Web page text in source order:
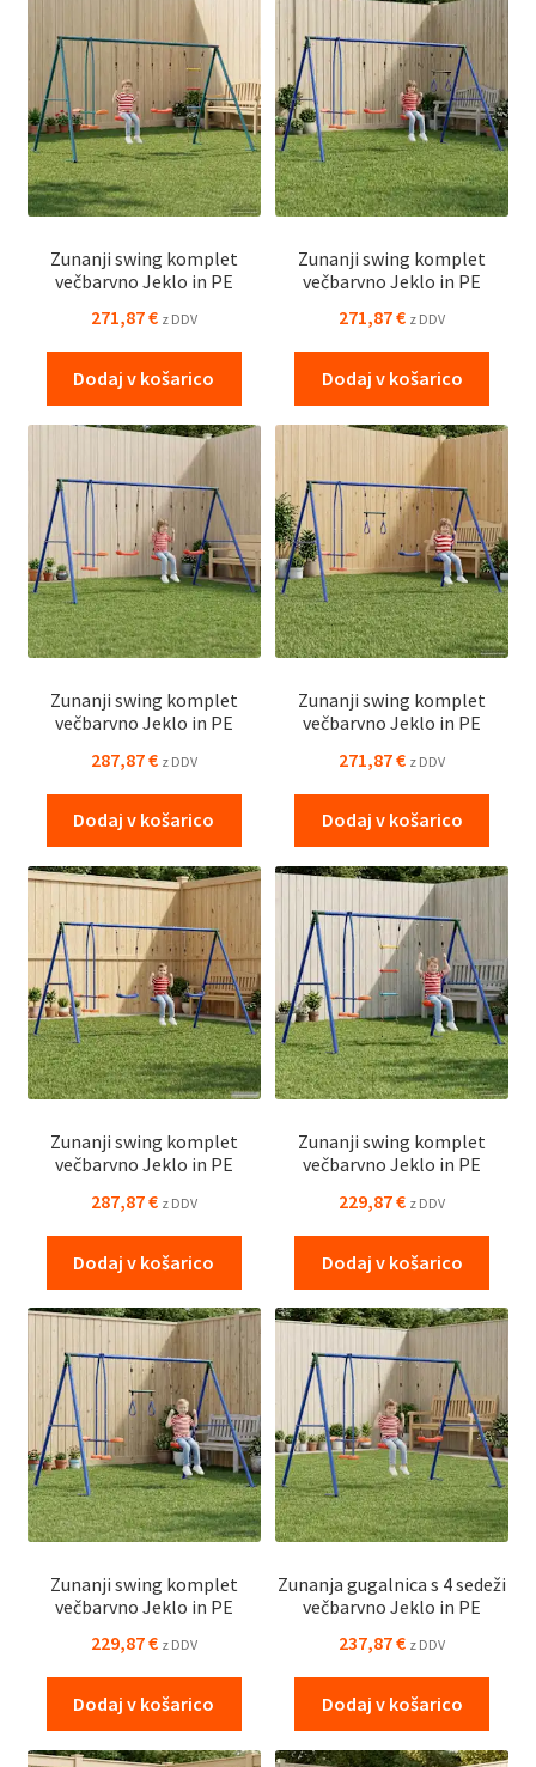
Zunanji swing komplet
večbarvno Jeklo in PE
271,87€ z DDV
Dodaj v košarico
Zunanji swing komplet
večbarvno Jeklo in PE
271,87€ z DDV
Dodaj v košarico
Zunanji swing komplet
večbarvno Jeklo in PE
287,87€ z DDV
Dodaj v košarico
Zunanji swing komplet
večbarvno Jeklo in PE
271,87€ z DDV
Dodaj v košarico
Zunanji swing komplet
večbarvno Jeklo in PE
287,87€ z DDV
Dodaj v košarico
Zunanji swing komplet
večbarvno Jeklo in PE
229,87€ z DDV
Dodaj v košarico
Zunanji swing komplet
večbarvno Jeklo in PE
229,87€ z DDV
Dodaj v košarico
Zunanja gugalnica s 4 sedeži
večbarvno Jeklo in PE
237,87€ z DDV
Dodaj v košarico